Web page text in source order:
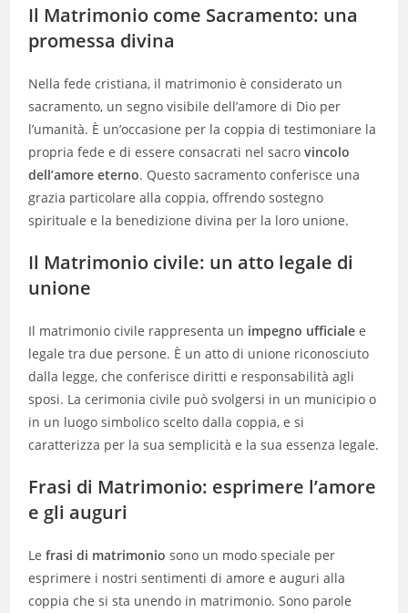
Il Matrimonio come Sacramento: una
promessa divina
Nella fede cristiana, il matrimonio è considerato un
sacramento, un segno visibile dell’amore di Dio per
l’umanità. È un’occasione per la coppia di testimoniare la
propria fede e di essere consacrati nel sacrovincolo
dell’amore eterno. Questo sacramento conferisce una
grazia particolare alla coppia, offrendo sostegno
spirituale e la benedizione divina per la loro unione.
Il Matrimonio civile: un atto legale di
unione
Il matrimonio civile rappresenta un impegno ufficiale e
legale tra due persone. È un atto di unione riconosciuto
dalla legge, che conferisce diritti e responsabilità agli
sposi. La cerimonia civile può svolgersi in un municipio o
in un luogo simbolico scelto dalla coppia, e si
caratterizza per la sua semplicità e la sua essenza legale.
Frasi di Matrimonio: esprimere l’amore
e gli auguri
Le frasi di matrimonio sono un modo speciale per
esprimere i nostri sentimenti di amore e auguri alla
coppia che si sta unendo in matrimonio. Sono parole